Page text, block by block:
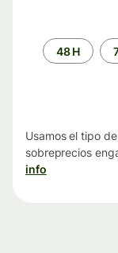
Periodo48 H
Usamos el tipo
sobreprecios
info